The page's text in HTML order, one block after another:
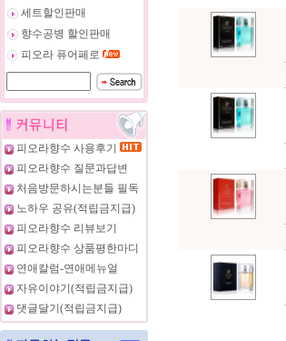
세트할인판매
향수공병 할인판매
피오라 퓨어페로
피오라향수 사용후기
피오라향수 질문과답변
처음방문하시는분들 필독
노하우 공유(적립금지급)
피오라향수 리뷰보기
피오라향수 상품평한마디
연애칼럼-연애메뉴얼
자유이야기(적립금지급)
댓글달기(적립금지급)